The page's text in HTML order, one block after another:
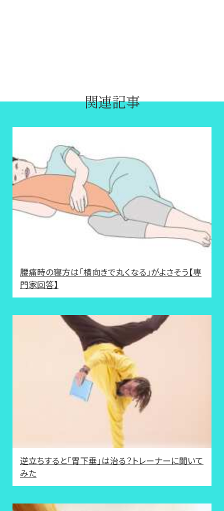
関連記事
腰痛時の寝方は「横向きで丸くなる」がよさそう【専
門家回答】
逆立ちすると「胃下垂」は治る？トレーナーに聞いて
みた